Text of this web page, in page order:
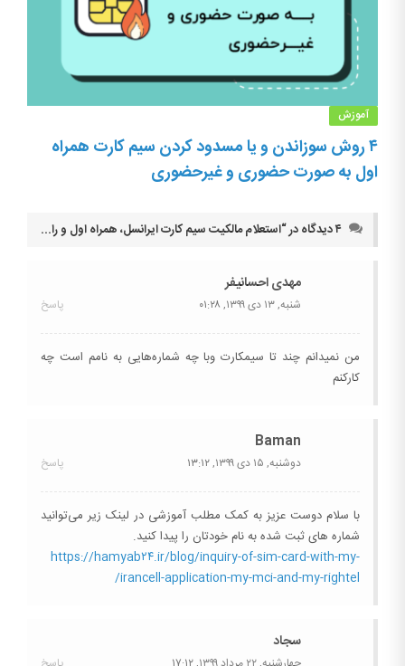
آموزش
۴ روش سوزاندن و یا مسدود کردن سیم کارت همراه
اول به صورت حضوری و غیرحضوری
استعلام مالکیت سیم کارت ایرانسل، همراه اول و رایتل
مهدی احسانیفر
شنبه, ۱۳ دی ۱۳۹۹, ۰۱:۲۸ پاسخ
من نمیدانم چند تا سیمکارت وبا چه شماره‌هایی به نامم است چه
کارکنم
Baman
دوشنبه, ۱۵ دی ۱۳۹۹, ۱۳:۱۲ پاسخ
با سلام دوست عزیز به کمک مطلب آموزشی در لینک زیر می‌توانید
شماره های ثبت شده به نام خودتان را پیدا کنید.
https://hamyab۲۴.ir/blog/inquiry-of-sim-card-with-my-
irancell-application-my-mci-and-my-rightel/
سجاد